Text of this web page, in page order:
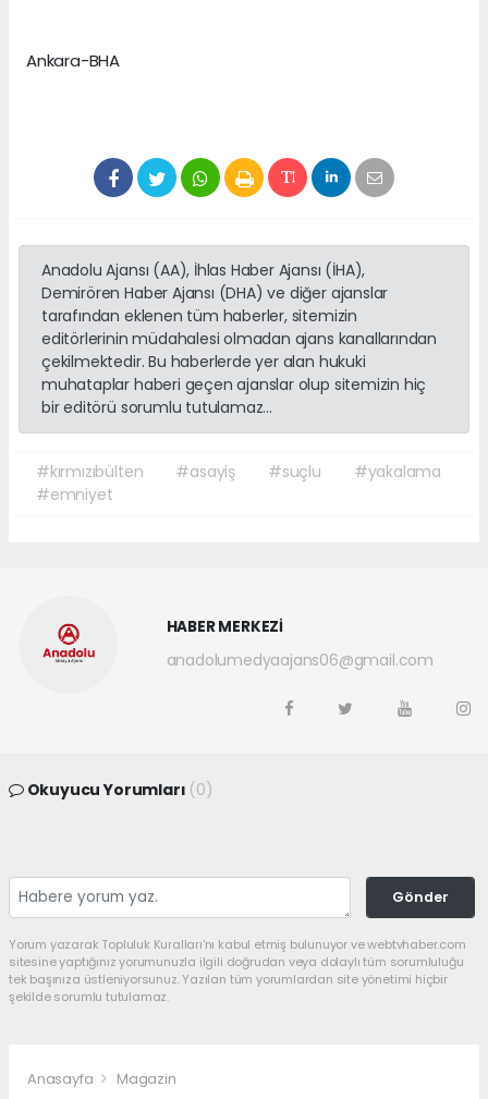
Ankara-BHA
Anadolu Ajansı (AA), İhlas Haber Ajansı (İHA),
Demirören Haber Ajansı (DHA) ve diğer ajanslar
tarafından eklenen tüm haberler, sitemizin
editörlerinin müdahalesi olmadan ajans kanallarından
çekilmektedir. Bu haberlerde yer alan hukuki
muhataplar haberi geçen ajanslar olup sitemizin hiç
bir editörü sorumlu tutulamaz...
#kırmızıbülten #asayiş #suçlu
#yakalama
#emniyet
HABER MERKEZİ
anadolumedyaajans06@gmail.com
Okuyucu Yorumları (0)
Gönder
Yorum yazarak Topluluk Kuralları’nı kabul etmiş bulunuyor ve webtvhaber.com
sitesine yaptığınız yorumunuzla ilgili doğrudan veya dolaylı tüm sorumluluğu
tek başınıza üstleniyorsunuz. Yazılan tüm yorumlardan site yönetimi hiçbir
şekilde sorumlu tutulamaz.
Anasayfa Magazin